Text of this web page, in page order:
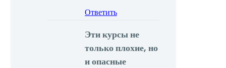
Ответить
Эти курсы не
только плохие, но
и опасные